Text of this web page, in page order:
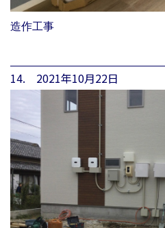
造作工事
14. 2021年10月22日